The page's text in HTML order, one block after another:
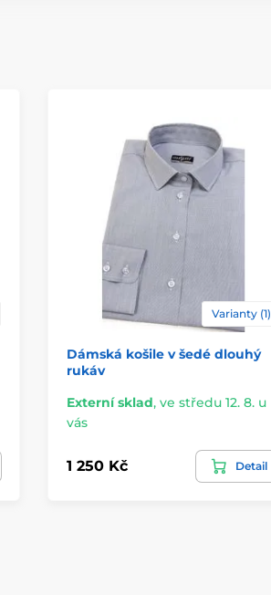
Varianty (1)
Dámská košile v šedé dlouhý
rukáv
Externí sklad, ve středu 12. 8. u
vás
1 250 Kč Detail